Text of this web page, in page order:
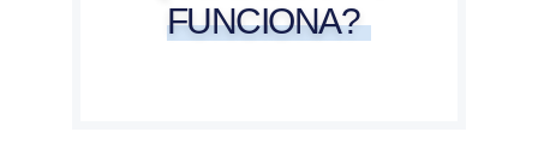
FUNCIONA?